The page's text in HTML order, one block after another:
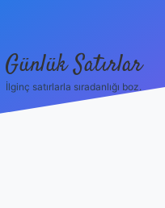
Günlük Satırlar
İlginç satırlarla sıradanlığı boz.